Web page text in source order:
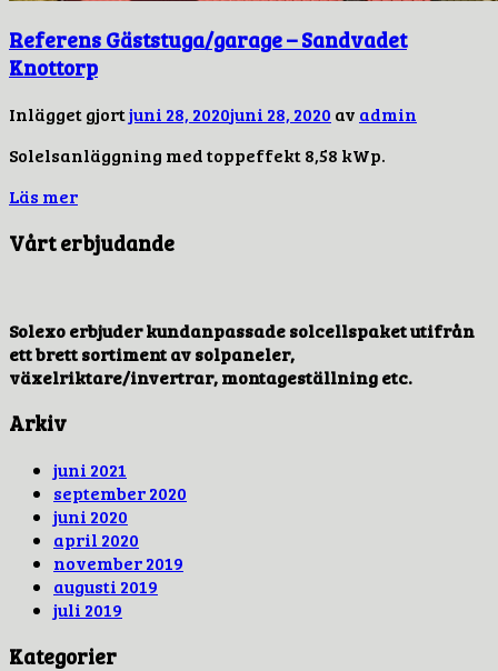
Referens Gäststuga/garage – Sandvadet
Knottorp
Inlägget gjortjuni 28, 2020juni 28, 2020 av admin
Solelsanläggning med toppeffekt 8,58 kWp.
Läs mer
Vårt erbjudande
Solexo erbjuder kundanpassade solcellspaket utifrån
ett brett sortiment av solpaneler,
växelriktare/invertrar, montageställning etc.
Arkiv
juni 2021
september 2020
juni 2020
april 2020
november 2019
augusti 2019
juli 2019
Kategorier